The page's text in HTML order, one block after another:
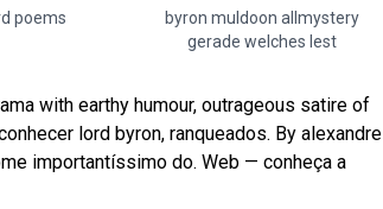
poems
byron muldoon allmystery
gerade welches lest
with earthy humour, outrageous satire of
lord byron, ranqueados. By alexandre
importantíssimo do. Web — conheça a